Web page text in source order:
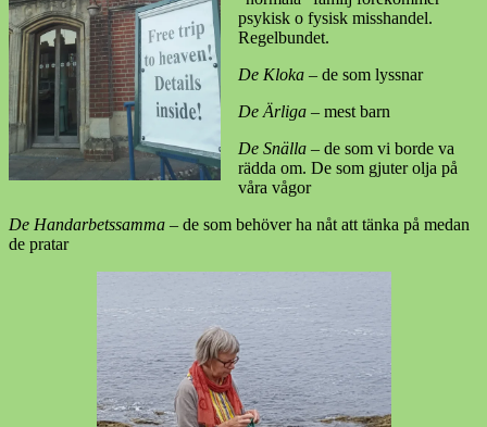
psykisk o fysisk misshandel.
Regelbundet.
De Kloka – de som lyssnar
De Ärliga – mest barn
De Snälla – de som vi borde va
rädda om. De som gjuter olja på
våra vågor
De Handarbetssamma – de som behöver ha nåt att tänka på medan
de pratar